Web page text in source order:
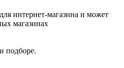
интернет-магазина и может
магазинах
подборе.